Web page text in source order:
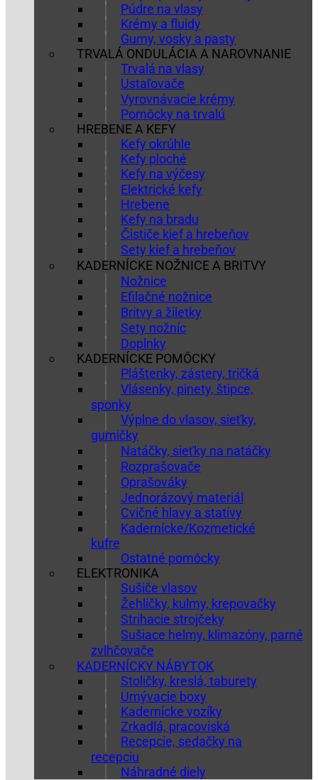
Púdre na vlasy
Krémy a fluidy
Gumy, vosky a pasty
TRVALÁ ONDULÁCIA A NAROVNANIE
Trvalá na vlasy
Ustaľovače
Vyrovnávacie krémy
Pomôcky na trvalú
HREBENE A KEFY
Kefy okrúhle
Kefy ploché
Kefy na výčesy
Elektrické kefy
Hrebene
Kefy na bradu
Čističe kief a hrebeňov
Sety kief a hrebeňov
KADERNÍCKE NOŽNICE A BRITVY
Nožnice
Efilačné nožnice
Britvy a žiletky
Sety nožníc
Doplnky
KADERNÍCKE POMÔCKY
Pláštenky, zástery, tričká
Vlásenky, pinety, štipce,
sponky
Výplne do vlasov, sieťky,
gumičky
Natáčky, sieťky na natáčky
Rozprašovače
Oprašováky
Jednorázový materiál
Cvičné hlavy a statívy
Kadernícke/Kozmetické
kufre
Ostatné pomôcky
ELEKTRONIKA
Sušiče vlasov
Žehličky, kulmy, krepovačky
Strihacie strojčeky
Sušiace helmy, klimazóny, parné
zvlhčovače
KADERNÍCKY NÁBYTOK
Stoličky, kreslá, taburety
Umývacie boxy
Kadernícke vozíky
Zrkadlá, pracoviská
Recepcie, sedačky na
recepciu
Náhradné diely